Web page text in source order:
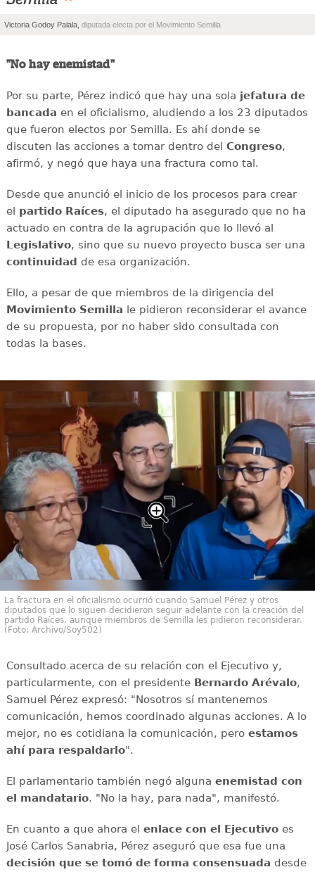
Victoria Godoy Palala, diputada electa por el Movimiento Semilla
"No hay enemistad"
Por su parte, Pérez indicó que hay una sola jefatura de
bancada en el oficialismo, aludiendo a los 23 diputados
que fueron electos por Semilla. Es ahí donde se
discuten las acciones a tomar dentro del Congreso,
afirmó, y negó que haya una fractura como tal.
Desde que anunció el inicio de los procesos para crear
el partido Raíces, el diputado ha asegurado que no ha
actuado en contra de la agrupación que lo llevó al
Legislativo, sino que su nuevo proyecto busca ser una
continuidad de esa organización.
Ello, a pesar de que miembros de la dirigencia del
Movimiento Semilla le pidieron reconsiderar el avance
de su propuesta, por no haber sido consultada con
todas la bases.
La fractura en el oficialismo ocurrió cuando Samuel Pérez y otros
diputados que lo siguen decidieron seguir adelante con la creación del
partido Raíces, aunque miembros de Semilla les pidieron reconsiderar.
(Foto: Archivo/Soy502)
Consultado acerca de su relación con el Ejecutivo y,
particularmente, con el presidenteBernardo Arévalo,
Samuel Pérez expresó: "Nosotros sí mantenemos
comunicación, hemos coordinado algunas acciones. A lo
mejor, no es cotidiana la comunicación, pero estamos
ahí para respaldarlo".
El parlamentario también negó alguna enemistad con
el mandatario. "No la hay, para nada", manifestó.
En cuanto a que ahora el enlace con el Ejecutivoes
José Carlos Sanabria, Pérez aseguró que esa fue una
decisión que se tomó de forma consensuada desde